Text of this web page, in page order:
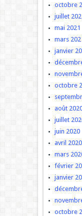
octobre
juillet
mai 2021
mars
janvier
octobre
août
juillet
juin 2020
avril 2020
mars
février
janvier
octobre